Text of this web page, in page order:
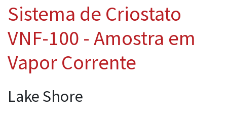
Sistema de Criostato
VNF-100 - Amostra em
Vapor Corrente
Lake Shore